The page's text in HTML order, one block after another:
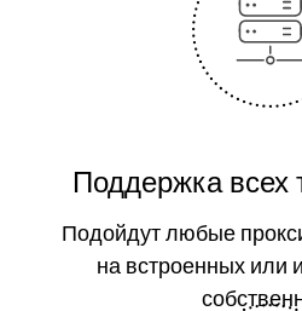
Поддержка всех
Подойдут любые
на встроенных или